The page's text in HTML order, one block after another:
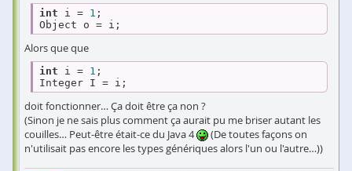
int i = 1 ;
Object o = i;
Alors que que
int i = 1 ;
Integer I = i;
doit fonctionner… Ça doit être ça non ?
(Sinon je ne sais plus comment ça aurait pu me briser autant les
couilles… Peut-être était-ce du Java 4
(De toutes façons on
n'utilisait pas encore les types génériques alors l'un ou l'autre…))